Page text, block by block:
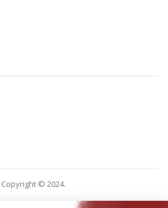
Copyright © 2024.